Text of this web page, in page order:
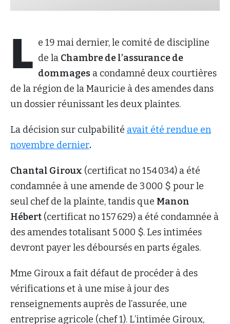
L e 19 mai dernier, le comité de discipline
de la Chambre de l’assurance de
dommages a condamné deux courtières
de la région de la Mauricie à des amendes dans
un dossier réunissant les deux plaintes.
La décision sur culpabilité avait été rendue en
novembre dernier.
Chantal Giroux (certificat no 154 034) a été
condamnée à une amende de 3 000 $ pour le
seul chef de la plainte, tandis que Manon
Hébert (certificat no 157 629) a été condamnée à
des amendes totalisant 5 000 $. Les intimées
devront payer les déboursés en parts égales.
Mme Giroux a fait défaut de procéder à des
vérifications et à une mise à jour des
renseignements auprès de l’assurée, une
entreprise agricole (chef 1). L’intimée Giroux,